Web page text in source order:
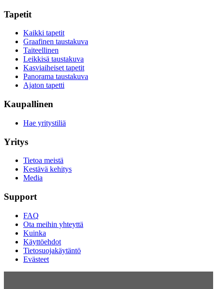
Tapetit
Kaikki tapetit
Graafinen taustakuva
Taiteellinen
Leikkisä taustakuva
Kasviaiheiset tapetit
Panorama taustakuva
Ajaton tapetti
Kaupallinen
Hae yritystiliä
Yritys
Tietoa meistä
Kestävä kehitys
Media
Support
FAQ
Ota meihin yhteyttä
Kuinka
Käyttöehdot
Tietosuojakäytäntö
Evästeet